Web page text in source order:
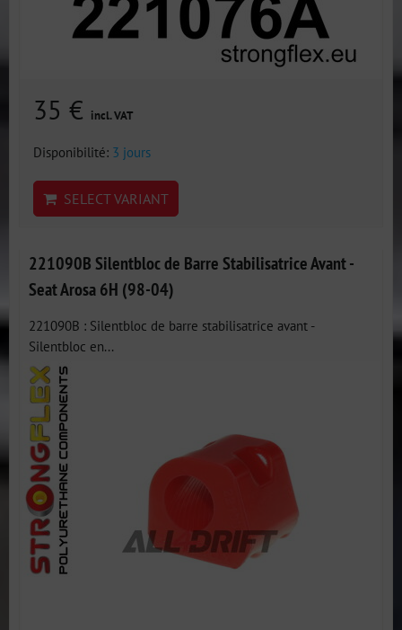
35 € incl. VAT
Disponibilité: 3 jours
SELECT VARIANT
221090B Silentbloc de Barre Stabilisatrice Avant -
Seat Arosa 6H (98-04)
221090B : Silentbloc de barre stabilisatrice avant -
Silentbloc en...